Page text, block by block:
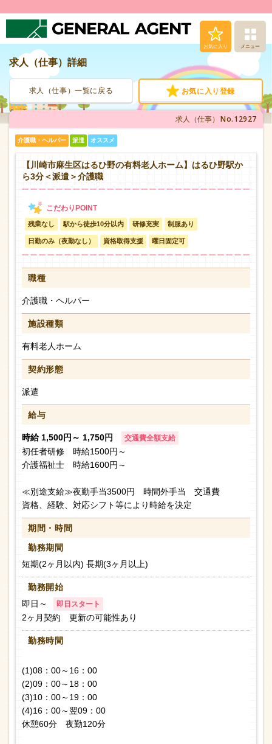
お気に入り メニュー
人材派遣サービス
転職支援サービス
登録から就業まで
お問い合わせ
求人（仕事）詳細
求人（仕事）一覧に戻る お気に入り登録
求人（仕事） No.12927
介護職・ヘルパー 派遣 オススメ
【川崎市麻生区はるひ野の有料老人ホーム】はるひ野駅か
ら3分＜派遣＞介護職
残業なし 駅から徒歩10分以内 研修充実 制服あり
日勤のみ（夜勤なし） 資格取得支援 曜日固定可
職種
介護職・ヘルパー
施設種類
有料老人ホーム
契約形態
派遣
給与
時給 1,500円～ 1,750円 交通費全額支給
初任者研修 時給1500円～
介護福祉士 時給1600円～
≪別途支給≫夜勤手当3500円 時間外手当 交通費
資格、経験、対応シフト等により時給を決定
期間・時間
勤務期間
短期(2ヶ月以内) 長期(3ヶ月以上)
勤務開始
即日～
即日スタート
2ヶ月契約 更新の可能性あり
勤務時間
(1)08：00～16：00
(2)09：00～18：00
(3)10：00～19：00
(4)16：00～翌09：00
休憩60分 夜勤120分